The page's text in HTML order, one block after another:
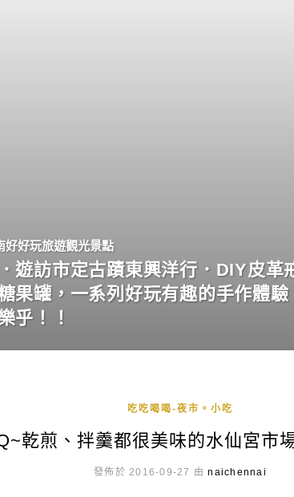
好好玩旅遊觀光景點
遊訪市定古蹟東興洋行．DIY皮革
果罐，一系列好玩有趣的手作體驗
乎！！
吃吃喝喝-夜市。小吃
乾煎、拌羹都很美味的水仙宮市
發佈於 2016-09-27 由naichennai